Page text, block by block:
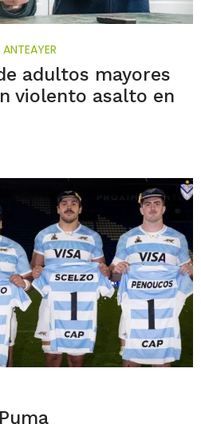
adultos mayores
violento asalto en